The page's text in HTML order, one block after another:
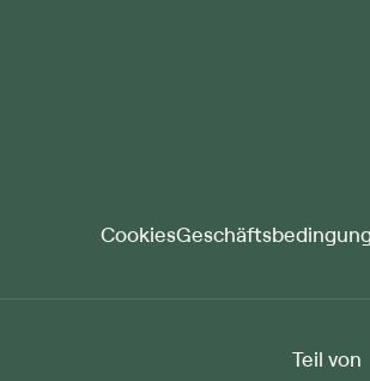
Cookies
Teil von